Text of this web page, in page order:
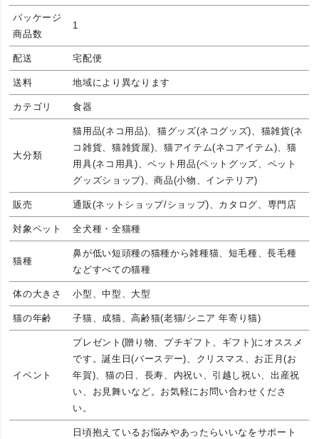
パッケージ
商品数
1
配送 宅配便
送料 地域により異なります
カテゴリ 食器
大分類
猫用品(ネコ用品)、猫グッズ(ネコグッズ)、猫雑貨(ネ
コ雑貨、猫雑貨屋)、猫アイテム(ネコアイテム)、猫
用具(ネコ用具)、ペット用品(ペットグッズ、ペット
グッズショップ)、商品(小物、インテリア)
販売 通販(ネットショップ/ショップ)、カタログ、専門店
対象ペット 全犬種・全猫種
猫種
鼻が低い短頭種の猫種から雑種猫、短毛種、長毛種
などすべての猫種
体の大きさ 小型、中型、大型
猫の年齢 子猫、成猫、高齢猫(老猫/シニア 年寄り猫)
イベント
プレゼント(贈り物、プチギフト、ギフト)にオススメ
です。誕生日(バースデー)、クリスマス、お正月(お
年賀)、猫の日、長寿、内祝い、引越し祝い、出産祝
い、お見舞いなど。お気軽にお問い合わせくださ
い。
日頃抱えているお悩みやあったらいいなをサポート